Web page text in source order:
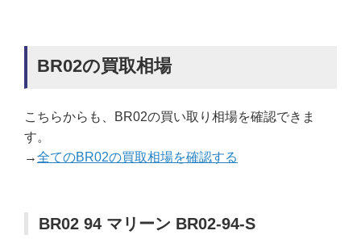
BR02の買取相場
こちらからも、BR02の買い取り相場を確認できま
す。
→全てのBR02の買取相場を確認する
BR02 94 マリーン BR02-94-S